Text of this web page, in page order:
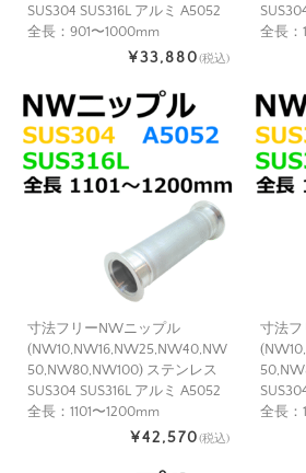
SUS304 SUS316L アルミ A5052
全長：901〜1000mm
¥33,880(税込)
全長：
寸法フリーNWニップル
(NW10,NW16,NW25,NW40,NW
50,NW80,NW100) ステンレス
SUS304 SUS316L アルミ A5052
全長：1101〜1200mm
¥42,570(税込)
寸法
全長：